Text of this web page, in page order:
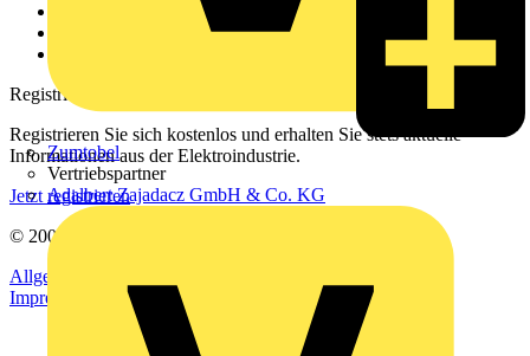
Zumtobel
Vertriebspartner
Adalbert Zajadacz GmbH & Co. KG
Downloadbereich (PDFs)
Häufig gestellte Fragen
Registrierung
Registrieren Sie sich kostenlos und erhalten Sie stets aktuelle
Informationen aus der Elektroindustrie.
Jetzt registrieren
© 2002-
Allgemeine Geschäftsbedingungen
Impressum